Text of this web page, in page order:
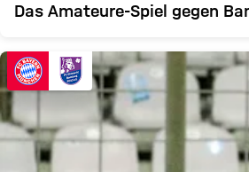
Das Amateure-Spiel gegen